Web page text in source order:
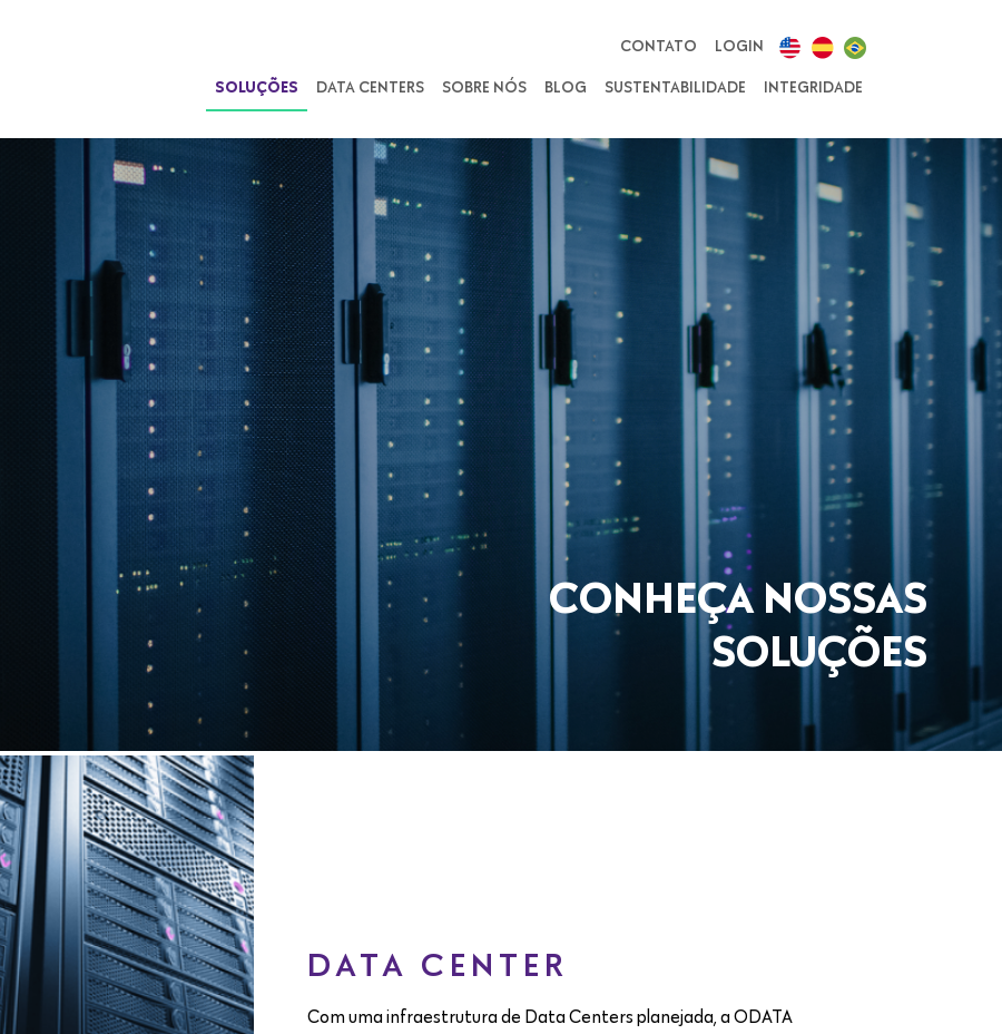
CONTATO LOGIN
SOLUÇÕES DATA CENTERS SOBRE NÓS BLOG SUSTENTABILIDADE INTEGRIDADE
CONHEÇA NOSSAS
SOLUÇÕES
DATA CENTER
Com uma infraestrutura de Data Centers planejada, a ODATA